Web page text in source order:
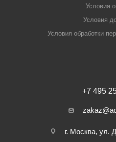
Условия
Условия
Условия обработки
+7 495
г. Москва, ул.